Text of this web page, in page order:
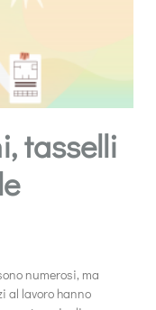
tasselli
numerosi, ma
al lavoro hanno